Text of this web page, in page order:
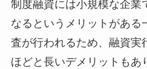
制度融資には小規模な企業
なる というメリットがある
査が行われるため、融資実
ほどと長いデメリットもあ